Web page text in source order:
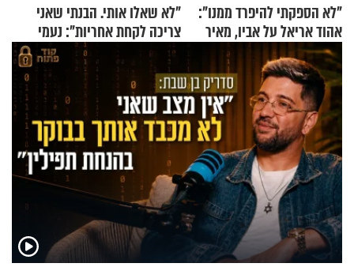
"לא הספקתי להיפרד ממנו":
אהוד אריאל על אביו, מאיר
אריאל ז"ל
"לא שאלו אותי. הבנתי שאני
צריכה לקחת אחריות": נעמי
בנט בריאיון אישי